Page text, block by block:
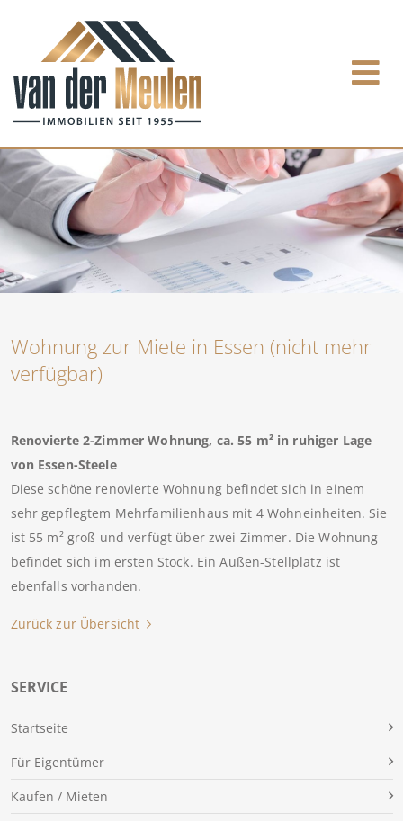
SERVICE
Für Eigentümer
Kaufen / Mieten
Wohnung zur Miete in Essen (nicht mehr
verfügbar)
Renovierte 2-Zimmer Wohnung, ca. 55 m² in ruhiger Lage
von Essen-Steele
Diese schöne renovierte Wohnung befindet sich in einem
sehr gepflegtem Mehrfamilienhaus mit 4 Wohneinheiten. Sie
ist 55 m² groß und verfügt über zwei Zimmer. Die Wohnung
befindet sich im ersten Stock. Ein Außen-Stellplatz ist
ebenfalls vorhanden.
Zurück zur Übersicht